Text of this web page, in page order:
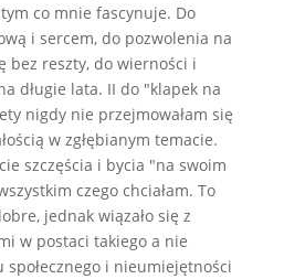
co mnie fascynuje. Do
i sercem, do pozwolenia na
bez reszty, do wierności i
długie lata. II do "klapek na
nigdy nie przejmowałam się
w zgłębianym temacie.
szczęścia i bycia "na swoim
czego chciałam. To
jednak wiązało się z
w postaci takiego a nie
społecznego i nieumiejętności